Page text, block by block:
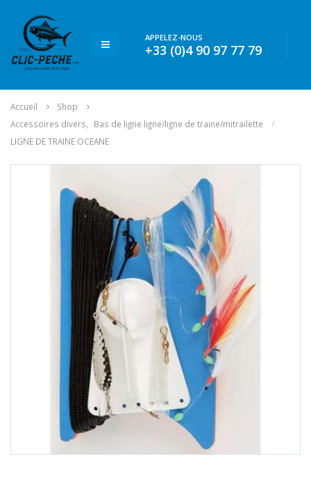
APPELEZ-NOUS
+33 (0)4 90 97 77 79
Accueil
Shop
Accessoires divers
Bas de ligne ligne/ligne de traine/mitrailette
LIGNE DE TRAINE OCEANE